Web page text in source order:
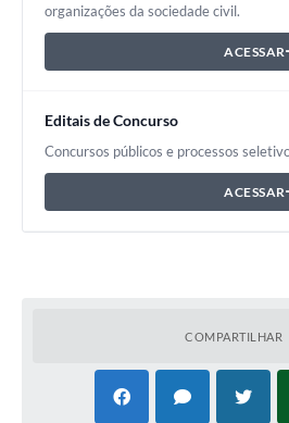
organizações da sociedade civil.
ACESSAR
Editais de Concurso
Concursos públicos e processos
ACESSAR
COMPARTILHAR